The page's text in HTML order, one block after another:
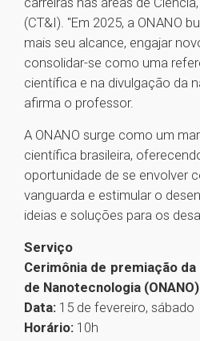
(CT&I). "Em 2025, a ONANO
mais seu alcance, engajar
consolidar-se como uma
científica e na divulgação da
afirma o professor.
A ONANO surge como um
científica brasileira,
oportunidade de se envolver
vanguarda e estimular o
ideias e soluções para os
Serviço
Cerimônia de premiação da
de Nanotecnologia (ONANO)
Data: 15 de fevereiro, sábado
Horário: 10h